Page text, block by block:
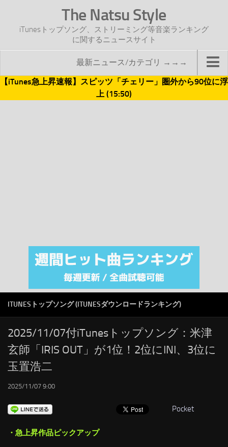
The Natsu Style
iTunesトップソング、ストリーミング等音楽ランキング
に関するニュースサイト
最新ニュース/カテゴリ →→→
TOP
注目カテゴリ
オリジナルiTunes週間トップソング
RSS
LINKS
【iTunes急上昇速報】スピッツ「チェリー」圏外から90位に浮
上 (15:50)
ITUNESトップソング (ITUNESダウンロードランキング)
2025/11/07付iTunesトップソング：米津
玄師「IRIS OUT」が1位！2位にINI、3位に
玉置浩二
2025/11/07 9:00
Pocket
・急上昇作品ピックアップ